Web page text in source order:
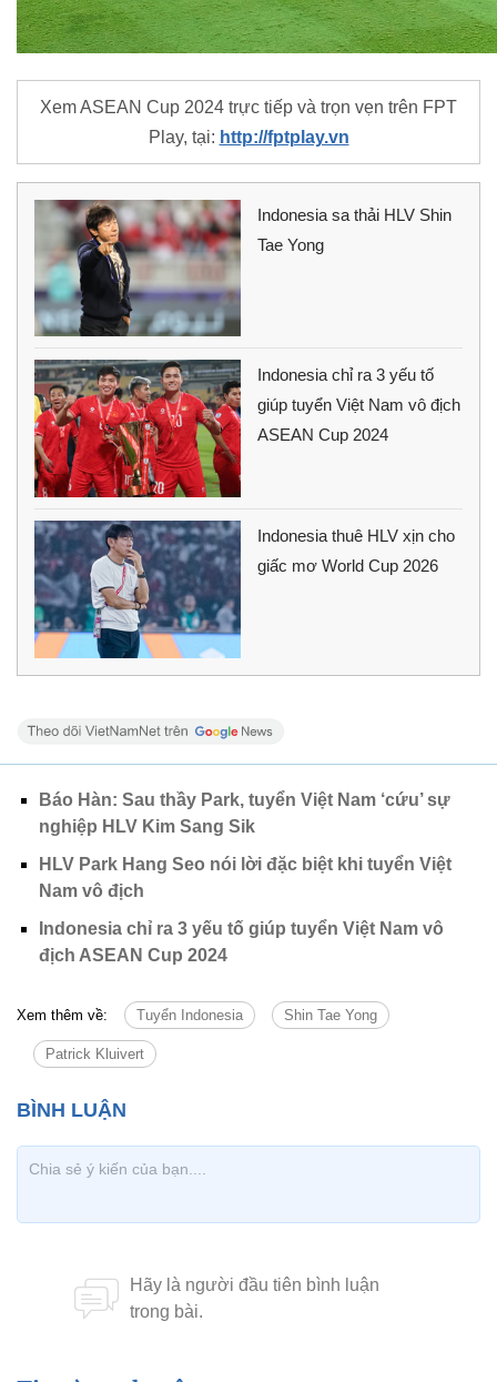
Xem ASEAN Cup 2024 trực tiếp và trọn vẹn trên FPT
Play, tại: http://fptplay.vn
Indonesia sa thải HLV Shin
Tae Yong
Indonesia chỉ ra 3 yếu tố
giúp tuyển Việt Nam vô địch
ASEAN Cup 2024
Indonesia thuê HLV xịn cho
giấc mơ World Cup 2026
Báo Hàn: Sau thầy Park, tuyển Việt Nam ‘cứu’ sự
nghiệp HLV Kim Sang Sik
HLV Park Hang Seo nói lời đặc biệt khi tuyển Việt
Nam vô địch
Indonesia chỉ ra 3 yếu tố giúp tuyển Việt Nam vô
địch ASEAN Cup 2024
Xem thêm về: Tuyển Indonesia Shin Tae Yong
Patrick Kluivert